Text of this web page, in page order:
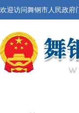
欢迎访问舞钢市人民政府